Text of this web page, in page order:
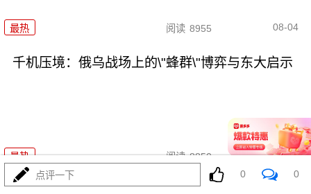
最热 阅读 8955 08-04
千机压境：俄乌战场上的\"蜂群\"博弈与东大启示
最热 阅读 8850 08-04
波斯要给中东\"物理断网\"，特朗
点评一下 0 0